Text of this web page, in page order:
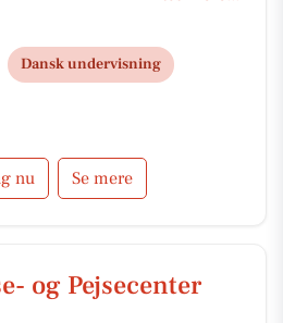
dansk.dk/
Dansk undervisning
nu Se mere
og Pejsecenter